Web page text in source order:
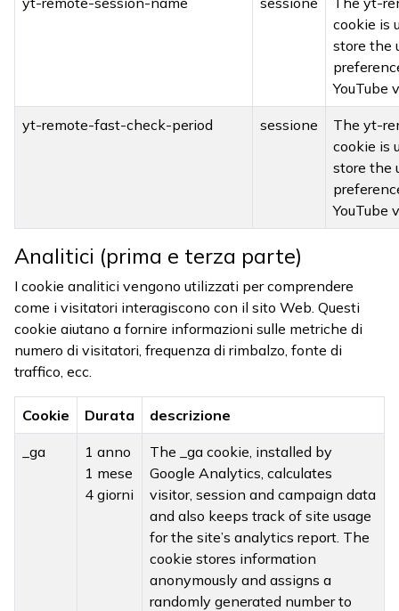
cookie is
store the
YouTube
yt-remote-fast-check-period sessione
The yt-
cookie is
store the
YouTube
Analitici (prima e terza parte)
I cookie analitici vengono utilizzati per comprendere
come i visitatori interagiscono con il sito Web. Questi
cookie aiutano a fornire informazioni sulle metriche di
numero di visitatori, frequenza di rimbalzo, fonte di
traffico, ecc.
Cookie Durata descrizione
_ga
1 anno
1 mese
4 giorni
The _ga cookie, installed by
Google Analytics, calculates
visitor, session and campaign data
and also keeps track of site usage
for the site’s analytics report. The
cookie stores information
anonymously and assigns a
randomly generated number to